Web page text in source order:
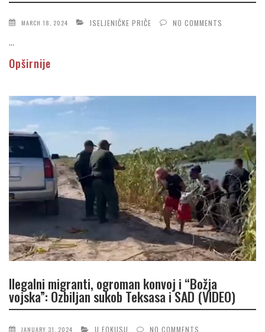
MARCH 18, 2024 ISELJENIČKE PRIČE NO COMMENTS
...
Opširnije
Ilegalni migranti, ogroman konvoj i “Božja
vojska”: Ozbiljan sukob Teksasa i SAD (VIDEO)
JANUARY 31, 2024 U FOKUSU NO COMMENTS